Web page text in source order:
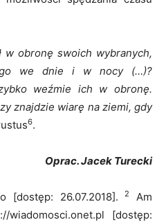
w obronę swoich wybranych,
we dnie i w nocy (…)?
weźmie ich w obronę.
znajdzie wiarę na ziemi, gdy
6.
Oprac. Jacek Turecki
[dostęp: 26.07.2018].2
Am
[dostęp: